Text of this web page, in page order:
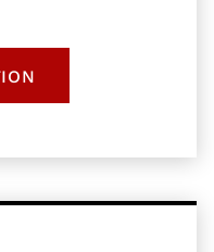
UNE NOUVELLE